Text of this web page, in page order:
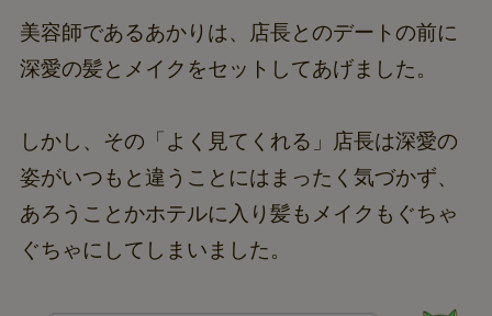
美容師であるあかりは、店長とのデートの前に
深愛の髪とメイクをセットしてあげました。
しかし、その「よく見てくれる」店長は深愛の
姿がいつもと違うことにはまったく気づかず、
あろうことかホテルに入り髪もメイクもぐちゃ
ぐちゃにしてしまいました。